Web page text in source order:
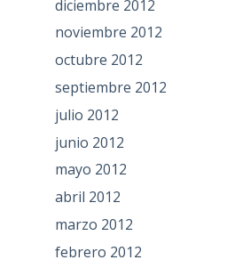
diciembre 2012
noviembre 2012
octubre 2012
septiembre 2012
julio 2012
junio 2012
mayo 2012
abril 2012
marzo 2012
febrero 2012